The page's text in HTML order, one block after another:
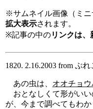
※サムネイル画像（ミニ
拡大表示されます。
※記事の中のリンクは、
1820. 2.16.2003 from ぷ
あの虫は、 オオチョウ
おとなしくて形がいい
が、今まで調べてもわか